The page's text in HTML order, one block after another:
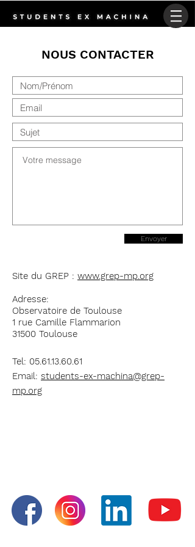
NOUS CONTACTER
Envoyer
Site du GREP : www.grep-mp.org
Adresse:
Observatoire de Toulouse
1 rue Camille Flammarion
31500 Toulouse
Tel: 05.61.13.60.61
Email: students-ex-machina@grep-
mp.org